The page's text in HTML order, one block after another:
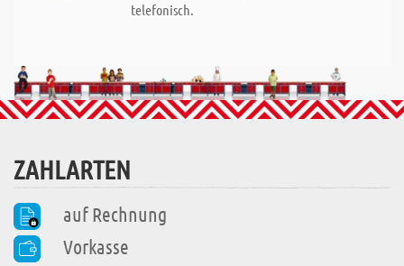
telefonisch.
ZAHLARTEN
auf Rechnung
Vorkasse